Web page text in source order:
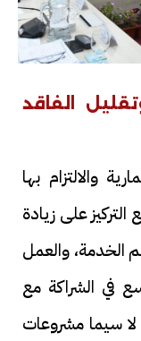
الفاقد
والالتزام بها
على زيادة
والعمل
في الشراكة مع
سيما مشروعات